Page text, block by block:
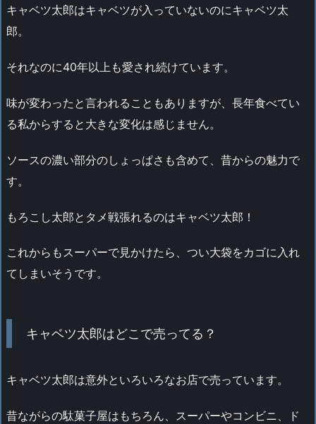
キャベツ太郎はキャベツが入っていないのにキャベツ太
郎。
それなのに40年以上も愛され続けています。
味が変わったと言われることもありますが、長年食べてい
る私からすると大きな変化は感じません。
ソースの濃い部分のしょっぱさも含めて、昔からの魅力で
す。
もろこし太郎とタメ戦張れるのはキャベツ太郎！
これからもスーパーで見かけたら、つい大袋をカゴに入れ
てしまいそうです。
キャベツ太郎はどこで売ってる？
キャベツ太郎は意外といろいろなお店で売っています。
昔ながらの駄菓子屋はもちろん、スーパーやコンビニ、ド